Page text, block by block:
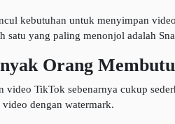
kebutuhan untuk menyimpan
satu yang paling menonjol adalah
Orang
video TikTok sebenarnya cukup
dengan watermark.